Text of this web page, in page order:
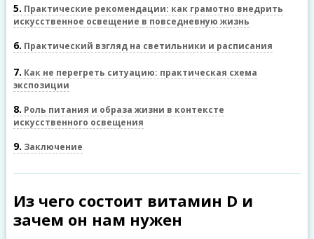
5 Практические рекомендации: как грамотно внедрить
искусственное освещение в повседневную жизнь
6 Практический взгляд на светильники и расписания
7 Как не перегреть ситуацию: практическая схема
экспозиции
8 Роль питания и образа жизни в контексте
искусственного освещения
9 Заключение
Из чего состоит витамин D и
зачем он нам нужен